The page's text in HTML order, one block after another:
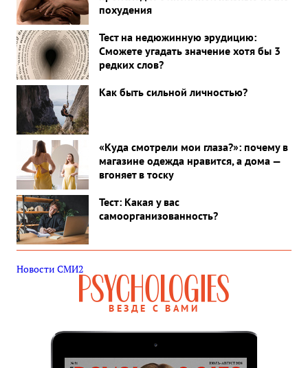
похудения
Тест на недюжинную эрудицию:
Сможете угадать значение хотя бы 3
редких слов?
Как быть сильной личностью?
«Куда смотрели мои глаза?»: почему в
магазине одежда нравится, а дома —
вгоняет в тоску
Тест: Какая у вас
самоорганизованность?
Новости СМИ2
ВЕЗДЕ С ВАМИ